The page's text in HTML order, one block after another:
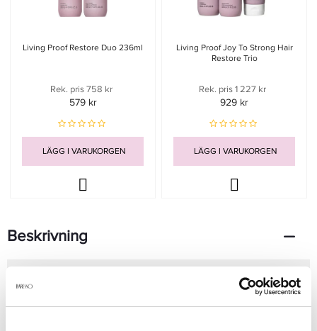
Living Proof Restore Duo 236ml
Rek. pris 758 kr
579 kr
LÄGG I VARUKORGEN
Living Proof Joy To Strong Hair
Restore Trio
Rek. pris 1 227 kr
929 kr
LÄGG I VARUKORGEN
Beskrivning
Den avancerade formulan stärker hårstråna, minskar risken för
brott och återställer hårets naturliga mjukhet och glans.
Detta schampo är perfekt för dig som vill ge nytt liv åt trött och